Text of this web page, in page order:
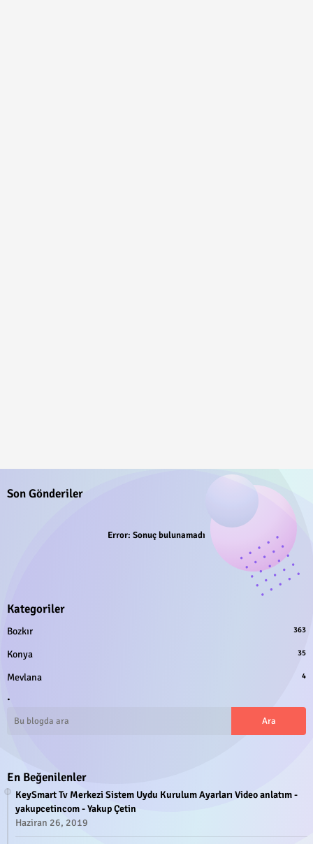
Son Gönderiler
Error: Sonuç bulunamadı
Kategoriler
Bozkır 363
Konya 35
Mevlana 4
.
En Beğenilenler
KeySmart Tv Merkezi Sistem Uydu Kurulum Ayarları Video anlatım -
yakupcetincom - Yakup Çetin
Haziran 26, 2019